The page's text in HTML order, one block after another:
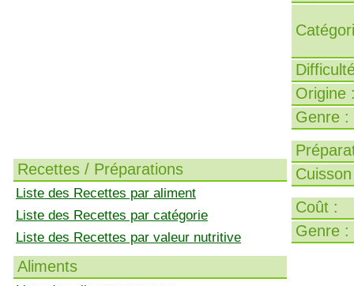
Recettes / Préparations
Liste des Recettes par aliment
Liste des Recettes par catégorie
Liste des Recettes par valeur nutritive
Aliments
Origine
Genre :
Coût :
Genre :